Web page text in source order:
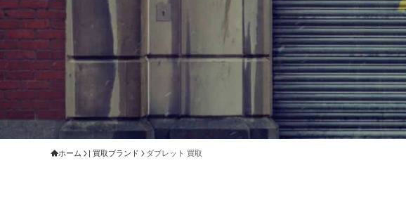
ホーム | 買取ブランド ダブレット 買取